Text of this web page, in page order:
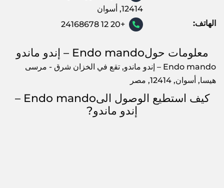
12414, أسوان
الهاتف:
+20 12 24168678
معلومات حولEndo mando – إندو ماندو
Endo mando – إندو ماندو, تقع في الخزان شرق - مرسى
هيسا, أسوان, 12414, مصر
كيف استطيع الوصول الىEndo mando –
إندو ماندو?